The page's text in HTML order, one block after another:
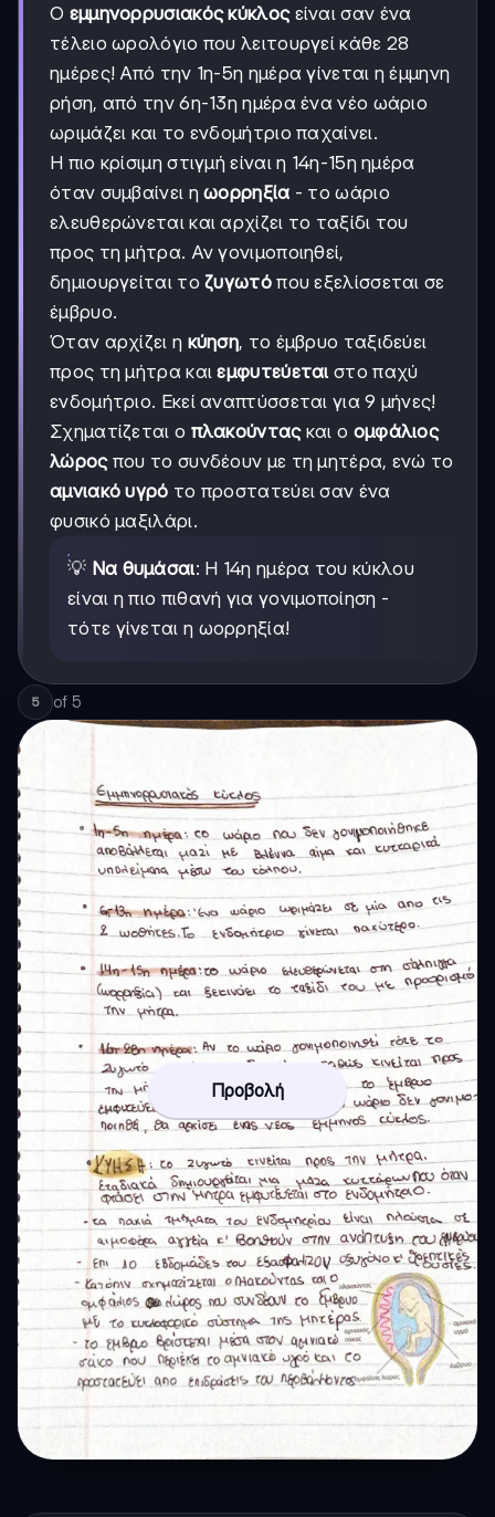
Ο εμμηνορρυσιακός κύκλοςείναι σαν ένα
τέλειο ωρολόγιο που λειτουργεί κάθε 28
ημέρες! Από την 1η-5η ημέρα γίνεται η έμμηνη
ρήση, από την 6η-13η ημέρα ένα νέο ωάριο
ωριμάζει και το ενδομήτριο παχαίνει.
Η πιο κρίσιμη στιγμή είναι η 14η-15η ημέρα
όταν συμβαίνει ηωορρηξία - το ωάριο
ελευθερώνεται και αρχίζει το ταξίδι του
προς τη μήτρα. Αν γονιμοποιηθεί,
δημιουργείται τοζυγωτόπου εξελίσσεται σε
έμβρυο.
Όταν αρχίζει η κύηση, το έμβρυο ταξιδεύει
προς τη μήτρα καιεμφυτεύεται στο παχύ
ενδομήτριο. Εκεί αναπτύσσεται για 9 μήνες!
Σχηματίζεται ο πλακούνταςκαι ο ομφάλιος
λώροςπου το συνδέουν με τη μητέρα, ενώ το
αμνιακό υγρό το προστατεύει σαν ένα
φυσικό μαξιλάρι.
💡 Να θυμάσαι: Η 14η ημέρα του κύκλου
είναι η πιο πιθανή για γονιμοποίηση -
τότε γίνεται η ωορρηξία!
5 of 5
Προβολή